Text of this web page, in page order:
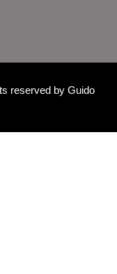
reserved by Guido